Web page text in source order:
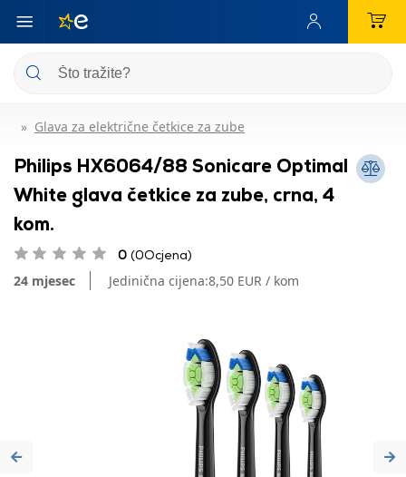
Glava za električne četkice za zube
Philips HX6064/88 Sonicare Optimal
White glava četkice za zube, crna, 4
kom.
0 (0Ocjena)
24 mjesec Jedinična cijena:8,50 EUR / kom
Previous